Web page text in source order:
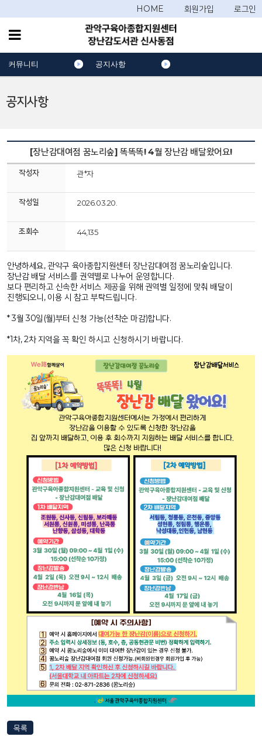
HOME 회원가입 로그인
공지사항
커뮤니티 공지사항
[장난감대여점 꿈노리숲] 똑똑똑! 4월 장난감 배달왔어요!
작성자 관*자
작성일 2026.03.20.
조회수 44,135
안녕하세요, 관악구 육아종합지원센터 장난감대여점 꿈노리숲입니다.
장난감 배달 서비스를 권역별로 나누어 운영합니다.
보다 편리하고 신속한 서비스 제공을 위해 권역별 일정에 맞춰 배달이
진행되오니, 이용 시 참고 부탁드립니다.
* 3월 30일(월)부터 신청 가능(선착순 마감)합니다.
*1차, 2차 지역을 꼭 확인 하시고 신청하시기 바랍니다.
목록